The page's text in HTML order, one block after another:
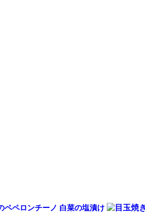
ペペロンチーノ 白菜の塩漬け